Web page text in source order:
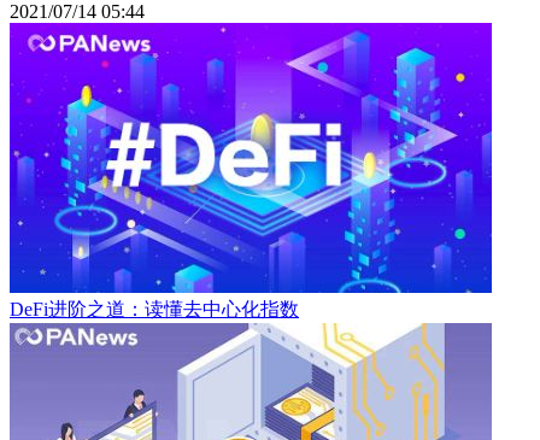
2021/07/14 05:44
DeFi进阶之道：读懂去中心化指数